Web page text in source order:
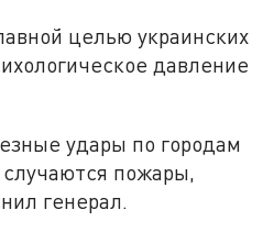
целью украинских
давление
удары по городам
пожары,
генерал.